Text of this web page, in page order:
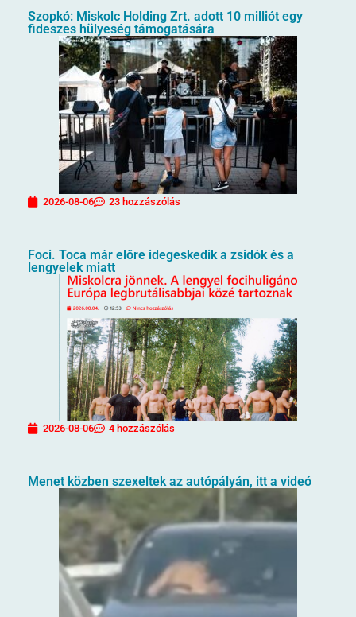
Szopkó: Miskolc Holding Zrt. adott 10 milliót egy
fideszes hülyeség támogatására
2026-08-06 23 hozzászólás
Foci. Toca már előre idegeskedik a zsidók és a
lengyelek miatt
2026-08-06 4 hozzászólás
Menet közben szexeltek az autópályán, itt a videó